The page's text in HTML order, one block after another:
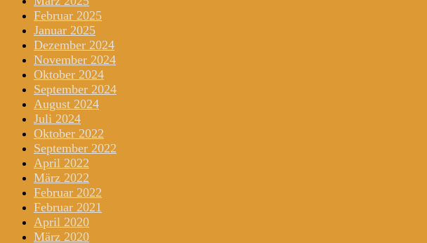
Februar 2025
Januar 2025
Dezember 2024
November 2024
Oktober 2024
September 2024
August 2024
Juli 2024
Oktober 2022
September 2022
April 2022
März 2022
Februar 2022
Februar 2021
April 2020
März 2020